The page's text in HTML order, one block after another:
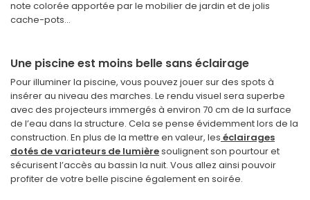
note colorée apportée par le mobilier de jardin et de jolis
cache-pots…
Une piscine est moins belle sans éclairage
Pour illuminer la piscine, vous pouvez jouer sur des spots à
insérer au niveau des marches. Le rendu visuel sera superbe
avec des projecteurs immergés à environ 70 cm de la surface
de l’eau dans la structure. Cela se pense évidemment lors de la
construction. En plus de la mettre en valeur, les éclairages
dotés de variateurs de lumièresoulignent son pourtour et
sécurisent l’accès au bassin la nuit. Vous allez ainsi pouvoir
profiter de votre belle piscine également en soirée.